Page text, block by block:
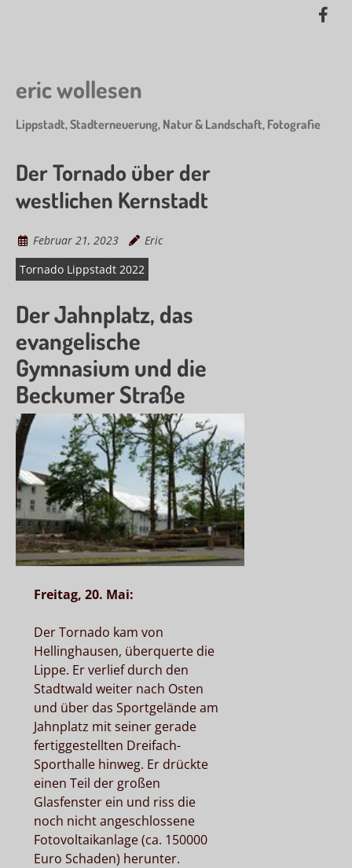
eric wollesen
Lippstadt, Stadterneuerung, Natur & Landschaft, Fotografie
Der Tornado über der
westlichen Kernstadt
Februar 21, 2023
Eric
Tornado Lippstadt 2022
Der Jahnplatz, das
evangelische
Gymnasium und die
Beckumer Straße
Freitag, 20. Mai:
Der Tornado kam von
Hellinghausen, überquerte die
Lippe. Er verlief durch den
Stadtwald weiter nach Osten
und über das Sportgelände am
Jahnplatz mit seiner gerade
fertiggestellten Dreifach-
Sporthalle hinweg. Er drückte
einen Teil der großen
Glasfenster ein und riss die
noch nicht angeschlossene
Fotovoltaikanlage (ca. 150000
Euro Schaden) herunter.